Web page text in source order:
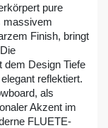
pure
massivem
Finish, bringt
dem Design Tiefe
reflektiert.
als
Akzent im
FLUETE-